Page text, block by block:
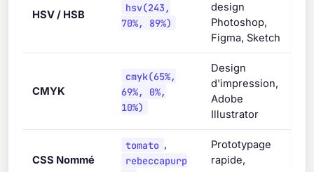
HSV / HSB
hsv(243,
70%, 89%)
design
Photoshop,
Figma, Sketch
CMYK
cmyk(65%,
69%, 0%,
10%)
Design
d'impression,
Adobe
Illustrator
CSS Nommé
tomato ,
rebeccapurp
Prototypage
rapide,